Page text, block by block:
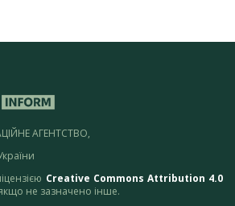
АГЕНТСТВО,
Creative Commons Attribution 4.0
не зазначено інше.